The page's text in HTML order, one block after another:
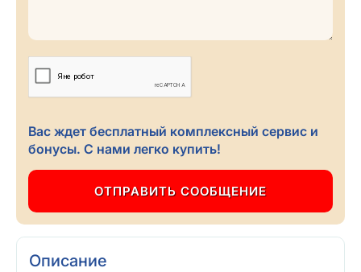
Вас ждет бесплатный комплексный сервис и
бонусы. С нами легко купить!
Описание